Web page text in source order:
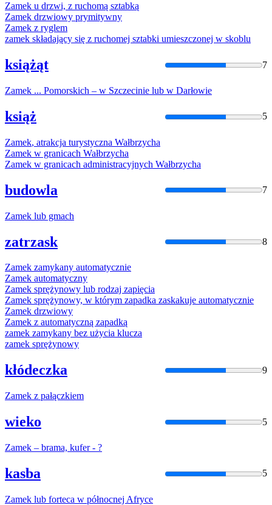
Zamek u drzwi, z ruchomą sztabką
Zamek drzwiowy prymitywny
Zamek z ryglem
zamek składający się z ruchomej sztabki umieszczonej w skoblu
książąt 7
Zamek ... Pomorskich – w Szczecinie lub w Darłowie
książ 5
Zamek, atrakcja turystyczna Wałbrzycha
Zamek w granicach Wałbrzycha
Zamek w granicach administracyjnych Wałbrzycha
budowla 7
Zamek lub gmach
zatrzask 8
Zamek zamykany automatycznie
Zamek automatyczny
Zamek sprężynowy lub rodzaj zapięcia
Zamek sprężynowy, w którym zapadka zaskakuje automatycznie
Zamek drzwiowy
Zamek z automatyczną zapadką
zamek zamykany bez użycia klucza
zamek sprężynowy
kłódeczka 9
Zamek z pałączkiem
wieko 5
Zamek – brama, kufer - ?
kasba 5
Zamek lub forteca w północnej Afryce